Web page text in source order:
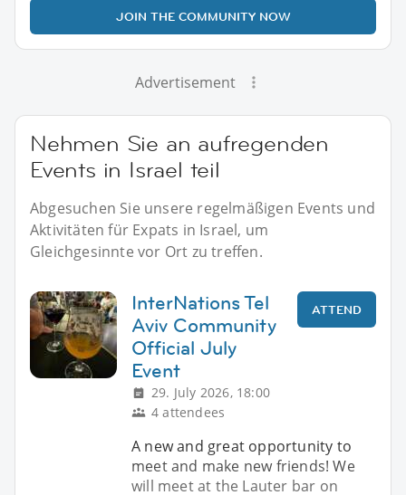
JOIN THE COMMUNITY NOW
Advertisement
Nehmen Sie an aufregenden
Events in Israel teil
Abgesuchen Sie unsere regelmäßigen Events und
Aktivitäten für Expats in Israel, um
Gleichgesinnte vor Ort zu treffen.
InterNations Tel
Aviv Community
Official July
Event
29. July 2026, 18:00
4 attendees
ATTEND
A new and great opportunity to
meet and make new friends! We
will meet at the Lauter bar on